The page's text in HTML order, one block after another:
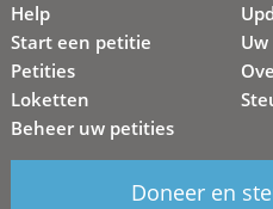
Help
Start een petitie
Petities
Loketten
Beheer uw petities
Doneer en